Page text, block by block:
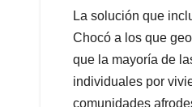
La solución que
Chocó a los que
que la mayoría de
individuales por
comunidades